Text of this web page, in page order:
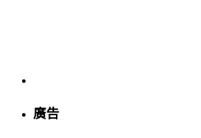
廣告